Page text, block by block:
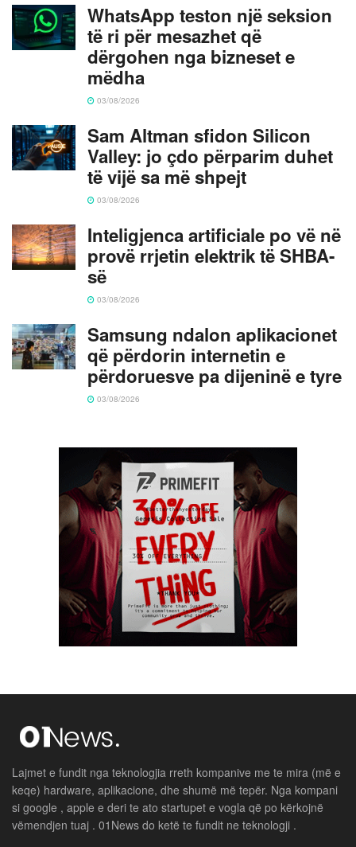
WhatsApp teston një seksion
të ri për mesazhet që
dërgohen nga bizneset e
mëdha
03/08/2026
Sam Altman sfidon Silicon
Valley: jo çdo përparim duhet
të vijë sa më shpejt
03/08/2026
Inteligjenca artificiale po vë në
provë rrjetin elektrik të SHBA-
së
03/08/2026
Samsung ndalon aplikacionet
që përdorin internetin e
përdoruesve pa dijeninë e tyre
03/08/2026
Lajmet e fundit nga teknologjia rreth kompanive me te mira (më e
keqe) hardware, aplikacione, dhe shumë më tepër. Nga kompani
si google , apple e deri te ato startupet e vogla që po kërkojnë
vëmendjen tuaj . 01News do ketë te fundit ne teknologji .